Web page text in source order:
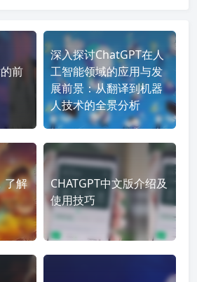
前
深入探讨ChatGPT在人
工智能领域的应用与发
展前景：从翻译到机器
人技术的全景分析
了解
CHATGPT中文版介绍及
使用技巧